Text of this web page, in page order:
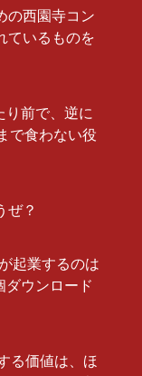
の西園寺コン
いるものを
り前で、逆に
で食わない役
ぜ？
起業するのは
ダウンロード
る価値は、ほ